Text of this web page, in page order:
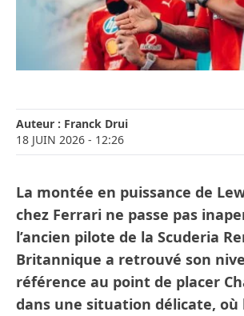
Auteur : Franck Drui
18 JUIN 2026 - 12:26
La montée en puissance de
chez Ferrari ne passe pas
l’ancien pilote de la Scuderia
Britannique a retrouvé son
référence au point de placer
dans une situation délicate,